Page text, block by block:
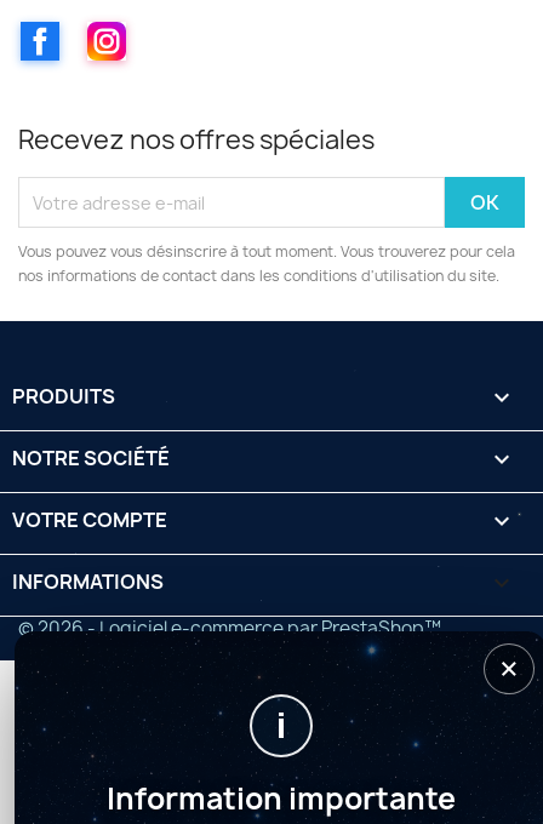
FacebookInstagram
Recevez nos offres spéciales
Vous pouvez vous désinscrire à tout moment. Vous trouverez pour cela
nos informations de contact dans les conditions d'utilisation du site.
PRODUITS 
NOTRE SOCIÉTÉ 
VOTRE COMPTE 
INFORMATIONS keyboard_arrow_down
×
i
Information importante
© 2026 - Logiciel e-commerce par PrestaShop™